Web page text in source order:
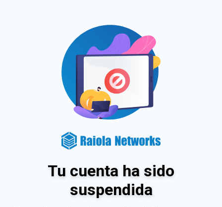
Tu cuenta ha sido
suspendida